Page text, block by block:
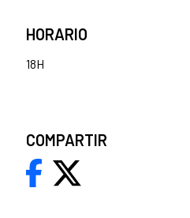
HORARIO
18H
COMPARTIR